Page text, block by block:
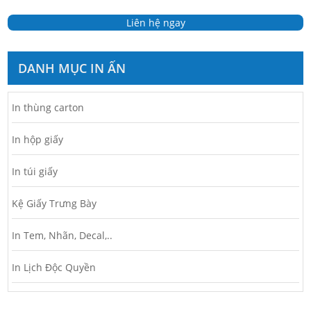
Liên hệ ngay
DANH MỤC IN ẤN
In thùng carton
In hộp giấy
In túi giấy
Kệ Giấy Trưng Bày
In Tem, Nhãn, Decal,..
In Lịch Độc Quyền